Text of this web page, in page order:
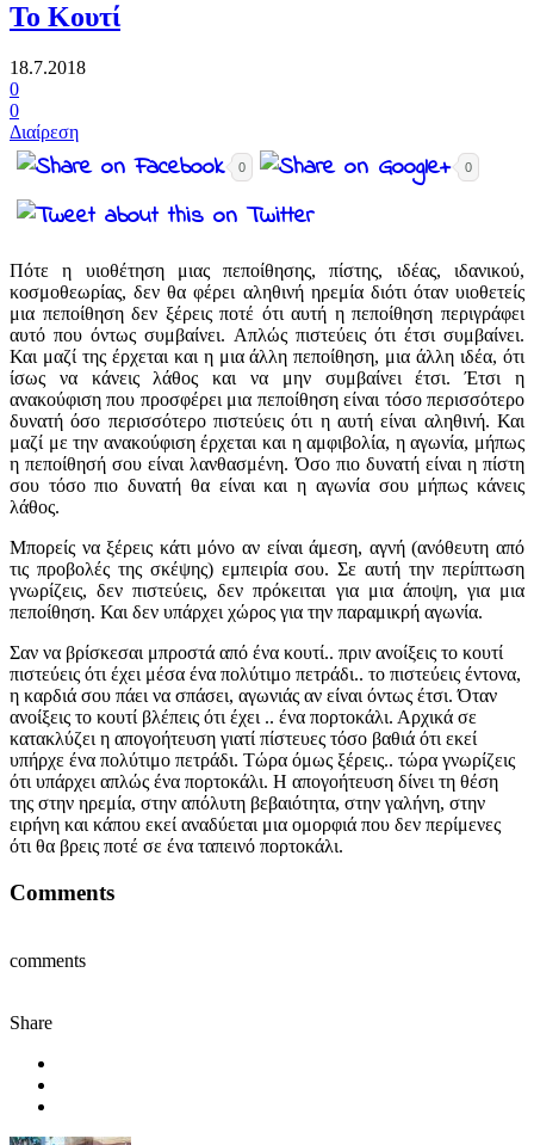
Το Κουτί
18.7.2018
0
0
Διαίρεση
0 0
Πότε η υιοθέτηση μιας πεποίθησης, πίστης, ιδέας, ιδανικού,
κοσμοθεωρίας, δεν θα φέρει αληθινή ηρεμία διότι όταν υιοθετείς
μια πεποίθηση δεν ξέρεις ποτέ ότι αυτή η πεποίθηση περιγράφει
αυτό που όντως συμβαίνει. Απλώς πιστεύεις ότι έτσι συμβαίνει.
Και μαζί της έρχεται και η μια άλλη πεποίθηση, μια άλλη ιδέα, ότι
ίσως να κάνεις λάθος και να μην συμβαίνει έτσι. Έτσι η
ανακούφιση που προσφέρει μια πεποίθηση είναι τόσο περισσότερο
δυνατή όσο περισσότερο πιστεύεις ότι η αυτή είναι αληθινή. Και
μαζί με την ανακούφιση έρχεται και η αμφιβολία, η αγωνία, μήπως
η πεποίθησή σου είναι λανθασμένη. Όσο πιο δυνατή είναι η πίστη
σου τόσο πιο δυνατή θα είναι και η αγωνία σου μήπως κάνεις
λάθος.
Μπορείς να ξέρεις κάτι μόνο αν είναι άμεση, αγνή (ανόθευτη από
τις προβολές της σκέψης) εμπειρία σου. Σε αυτή την περίπτωση
γνωρίζεις, δεν πιστεύεις, δεν πρόκειται για μια άποψη, για μια
πεποίθηση. Και δεν υπάρχει χώρος για την παραμικρή αγωνία.
Σαν να βρίσκεσαι μπροστά από ένα κουτί.. πριν ανοίξεις το κουτί
πιστεύεις ότι έχει μέσα ένα πολύτιμο πετράδι.. το πιστεύεις έντονα,
η καρδιά σου πάει να σπάσει, αγωνιάς αν είναι όντως έτσι. Όταν
ανοίξεις το κουτί βλέπεις ότι έχει .. ένα πορτοκάλι. Αρχικά σε
κατακλύζει η απογοήτευση γιατί πίστευες τόσο βαθιά ότι εκεί
υπήρχε ένα πολύτιμο πετράδι. Τώρα όμως ξέρεις.. τώρα γνωρίζεις
ότι υπάρχει απλώς ένα πορτοκάλι. Η απογοήτευση δίνει τη θέση
της στην ηρεμία, στην απόλυτη βεβαιότητα, στην γαλήνη, στην
ειρήνη και κάπου εκεί αναδύεται μια ομορφιά που δεν περίμενες
ότι θα βρεις ποτέ σε ένα ταπεινό πορτοκάλι.
Comments
comments
Share